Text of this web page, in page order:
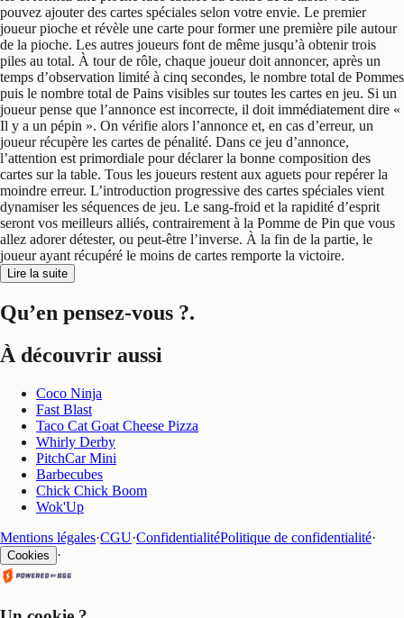
pouvez ajouter des cartes spéciales selon votre envie. Le premier
joueur pioche et révèle une carte pour former une première pile autour
de la pioche. Les autres joueurs font de même jusqu’à obtenir trois
piles au total. À tour de rôle, chaque joueur doit annoncer, après un
temps d’observation limité à cinq secondes, le nombre total de Pommes
puis le nombre total de Pains visibles sur toutes les cartes en jeu. Si un
joueur pense que l’annonce est incorrecte, il doit immédiatement dire «
Il y a un pépin ». On vérifie alors l’annonce et, en cas d’erreur, un
joueur récupère les cartes de pénalité. Dans ce jeu d’annonce,
l’attention est primordiale pour déclarer la bonne composition des
cartes sur la table. Tous les joueurs restent aux aguets pour repérer la
moindre erreur. L’introduction progressive des cartes spéciales vient
dynamiser les séquences de jeu. Le sang-froid et la rapidité d’esprit
seront vos meilleurs alliés, contrairement à la Pomme de Pin que vous
allez adorer détester, ou peut-être l’inverse. À la fin de la partie, le
joueur ayant récupéré le moins de cartes remporte la victoire.
Lire la suite
Qu’en pensez-vous ?.
À découvrir aussi
Coco Ninja
Fast Blast
Taco Cat Goat Cheese Pizza
Whirly Derby
PitchCar Mini
Barbecubes
Chick Chick Boom
Wok'Up
Mentions légales·CGU·ConfidentialitéPolitique de confidentialité·
Cookies ·